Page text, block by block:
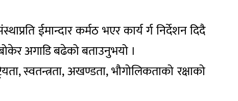
ईमान्दार कर्मठ भएर कार्य र्ग निर्देशन दिदै
अगाडि बढेको बताउनुभयो ।
स्वतन्त्रता, अखण्डता, भौगोलिकताको रक्षाको